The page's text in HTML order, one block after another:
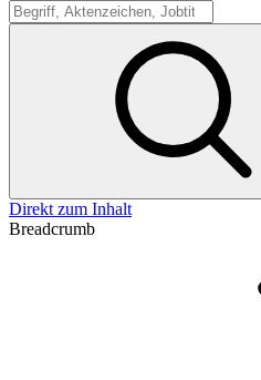
Suche
Direkt zum Inhalt
Breadcrumb